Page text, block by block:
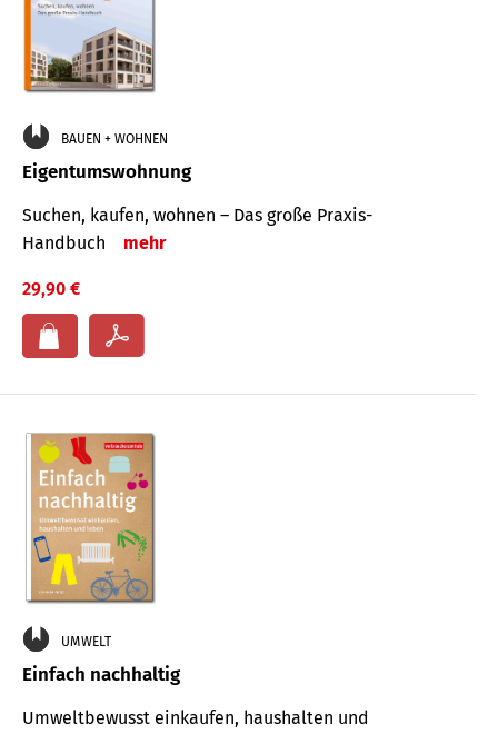
BAUEN + WOHNEN
Eigentumswohnung
Suchen, kaufen, wohnen – Das große Praxis-
Handbuch
mehr
29,90 €
UMWELT
Einfach nachhaltig
Umweltbewusst einkaufen, haushalten und